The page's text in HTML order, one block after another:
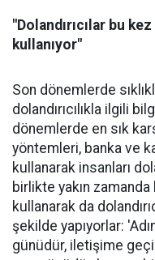
"Dolandırıcılar bu
kullanıyor"
Son dönemlerde
dolandırıcılıkla ilgili
dönemlerde en sık
yöntemleri, banka ve
kullanarak insanları
birlikte yakın
kullanarak da
şekilde yapıyorlar:
günüdür, iletişime